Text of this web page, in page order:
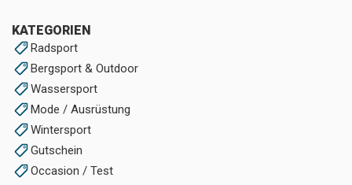
KATEGORIEN
Radsport
Bergsport & Outdoor
Wassersport
Mode / Ausrüstung
Wintersport
Gutschein
Occasion / Test